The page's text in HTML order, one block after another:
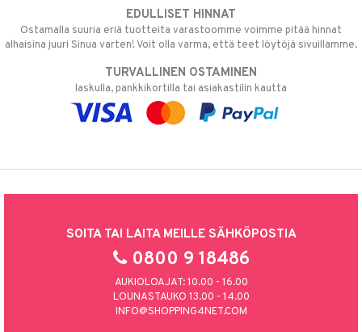
EDULLISET HINNAT
Ostamalla suuria eriä tuotteita varastoomme voimme pitää hinnat
alhaisina juuri Sinua varten! Voit olla varma, että teet löytöjä sivuillamme.
TURVALLINEN OSTAMINEN
laskulla, pankkikortilla tai asiakastilin kautta
SOITA TAI LAITA MEILLE SÄHKÖPOSTIA
0800 9 18486
AUKIOLOAJAT: 10.00 - 16.00
LOUNASTAUKO 13.00 - 14.00
INFO@SHOPPING4NET.COM